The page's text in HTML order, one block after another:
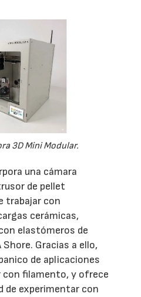
3D Mini Modular.
una cámara
de pellet
trabajar con
cerámicas,
elastómeros de
Gracias a ello,
de aplicaciones
con filamento, y ofrece
de experimentar con